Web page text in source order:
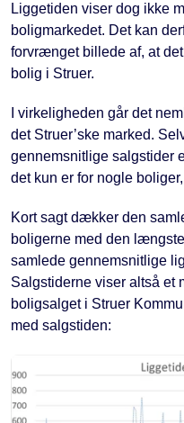
Liggetiden viser dog ikke
boligmarkedet. Det kan
forvrænget billede af, at
bolig i Struer.
I virkeligheden går det
det Struer’ske marked.
gennemsnitlige salgstider
det kun er for nogle
Kort sagt dækker den
boligerne med den
samlede gennemsnitlige
Salgstiderne viser altså et
boligsalget i Struer
med salgstiden: